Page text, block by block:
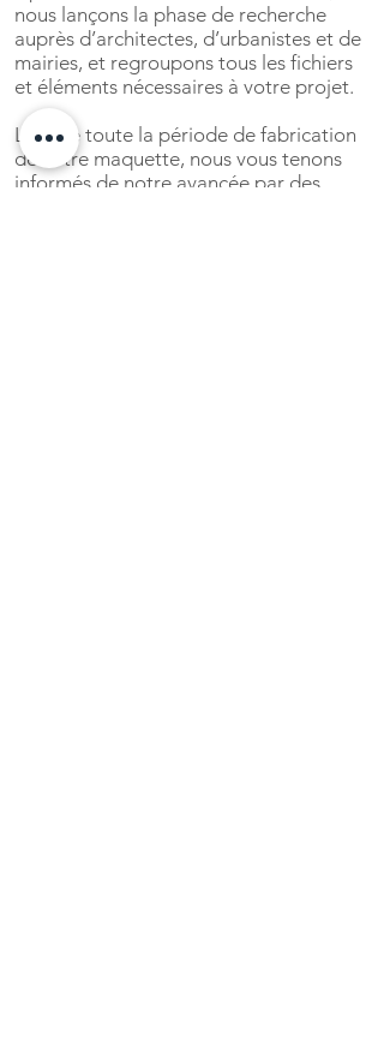
nous lançons la phase de recherche
auprès d’architectes, d’urbanistes et de
mairies, et regroupons tous les fichiers
et éléments nécessaires à votre projet.
Lors de toute la période de fabrication
de votre maquette, nous vous tenons
informés de notre avancée par des